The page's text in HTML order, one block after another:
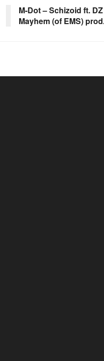
M-Dot – Schizoid ft.
Mayhem (of EMS)